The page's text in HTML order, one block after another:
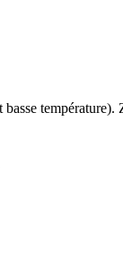
température).